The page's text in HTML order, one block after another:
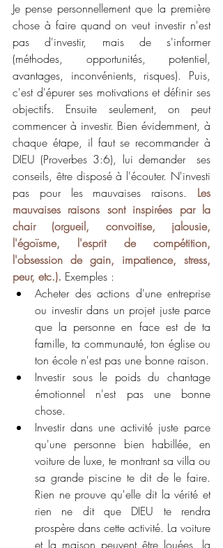
Je pense personnellement que la première
chose à faire quand on veut investir n'est
pas d'investir, mais de s'informer
(méthodes, opportunités, potentiel,
avantages, inconvénients, risques). Puis,
c'est d'épurer ses motivations et définir ses
objectifs. Ensuite seulement, on peut
commencer à investir. Bien évidemment, à
chaque étape, il faut se recommander à
DIEU (Proverbes 3:6), lui demander  ses
conseils, être disposé à l'écouter. N'investi
pas pour les mauvaises raisons. Les
mauvaises raisons sont inspirées par la
chair (orgueil, convoitise, jalousie,
l'égoïsme, l'esprit de compétition,
l'obsession de gain, impatience, stress,
peur, etc.). Exemples :
Acheter des actions d'une entreprise
ou investir dans un projet juste parce
que la personne en face est de ta
famille, ta communauté, ton église ou
ton école n'est pas une bonne raison.
Investir sous le poids du chantage
émotionnel n'est pas une bonne
chose.
Investir dans une activité juste parce
qu'une personne bien habillée, en
voiture de luxe, te montrant sa villa ou
sa grande piscine te dit de le faire.
Rien ne prouve qu'elle dit la vérité et
rien ne dit que DIEU te rendra
prospère dans cette activité. La voiture
et la maison peuvent être louées, la